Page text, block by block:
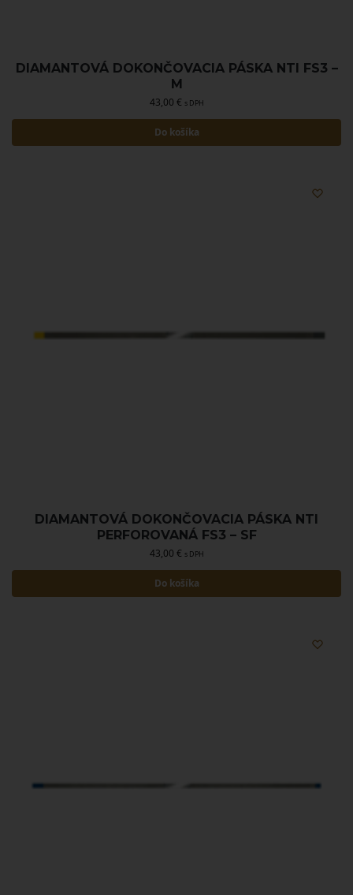
DIAMANTOVÁ DOKONČOVACIA PÁSKA NTI FS3 –
M
43,00 € s DPH
Do košíka
DIAMANTOVÁ DOKONČOVACIA PÁSKA NTI
PERFOROVANÁ FS3 – SF
43,00 € s DPH
Do košíka